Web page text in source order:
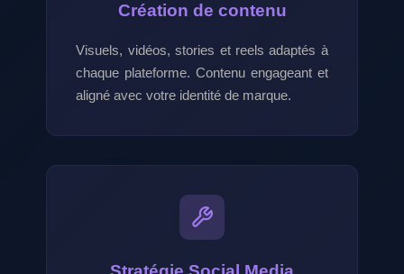
Création de contenu
Visuels, vidéos, stories et reels adaptés à
chaque plateforme. Contenu engageant et
aligné avec votre identité de marque.